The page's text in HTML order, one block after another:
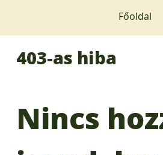
Főoldal
403-as hiba
Nincs